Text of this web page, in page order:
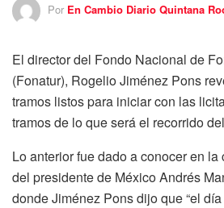
Por En Cambio Diario Quintana
El director del Fondo Nacional de
(Fonatur), Rogelio Jiménez Pons
tramos listos para iniciar con las
tramos de lo que será el recorrido
Lo anterior fue dado a conocer en
del presidente de México Andrés
donde Jiménez Pons dijo que “el